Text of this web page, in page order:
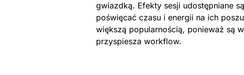
gwiazdką. Efekty sesji udostępniane
poświęcać czasu i energii na ich
większą popularnością, ponieważ są
przyspiesza workflow.